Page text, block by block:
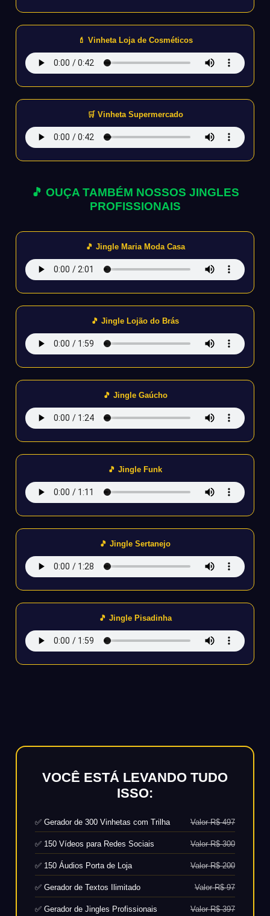
💄 Vinheta Loja de Cosméticos
🛒 Vinheta Supermercado
🎵 OUÇA TAMBÉM NOSSOS JINGLES
PROFISSIONAIS
🎵 Jingle Maria Moda Casa
🎵 Jingle Lojão do Brás
🎵 Jingle Gaúcho
🎵 Jingle Funk
🎵 Jingle Sertanejo
🎵 Jingle Pisadinha
VOCÊ ESTÁ LEVANDO TUDO
ISSO:
✅ Gerador de 300 Vinhetas com Trilha Valor R$ 497
✅ 150 Vídeos para Redes Sociais Valor R$ 300
✅ 150 Áudios Porta de Loja Valor R$ 200
✅ Gerador de Textos Ilimitado Valor R$ 97
✅ Gerador de Jingles Profissionais Valor R$ 397